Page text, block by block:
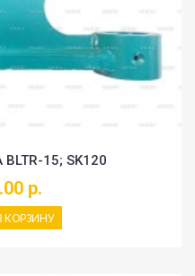
15; SK120
р.
КОРЗИНУ